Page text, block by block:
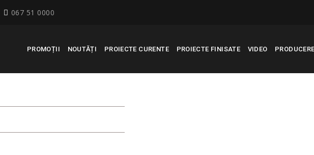
067 51 0000
PROMOȚII NOUTĂȚI PROIECTE CURENTE PROIECTE FINISATE VIDEO PRODUCERE